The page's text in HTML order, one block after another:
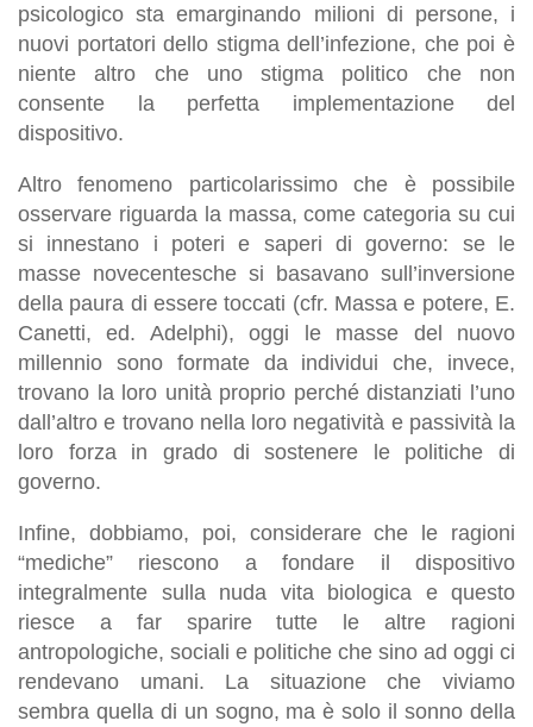
psicologico sta emarginando milioni di persone, i
nuovi portatori dello stigma dell’infezione, che poi è
niente altro che uno stigma politico che non
consente la perfetta implementazione del
dispositivo.
Altro fenomeno particolarissimo che è possibile
osservare riguarda la massa, come categoria su cui
si innestano i poteri e saperi di governo: se le
masse novecentesche si basavano sull’inversione
della paura di essere toccati (cfr. Massa e potere, E.
Canetti, ed. Adelphi), oggi le masse del nuovo
millennio sono formate da individui che, invece,
trovano la loro unità proprio perché distanziati l’uno
dall’altro e trovano nella loro negatività e passività la
loro forza in grado di sostenere le politiche di
governo.
Infine, dobbiamo, poi, considerare che le ragioni
“mediche” riescono a fondare il dispositivo
integralmente sulla nuda vita biologica e questo
riesce a far sparire tutte le altre ragioni
antropologiche, sociali e politiche che sino ad oggi ci
rendevano umani. La situazione che viviamo
sembra quella di un sogno, ma è solo il sonno della